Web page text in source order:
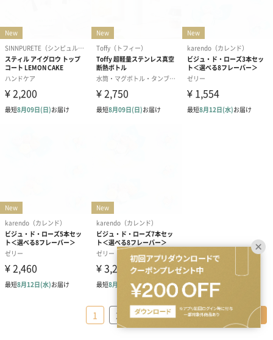
1 2 3 … 49 ＞